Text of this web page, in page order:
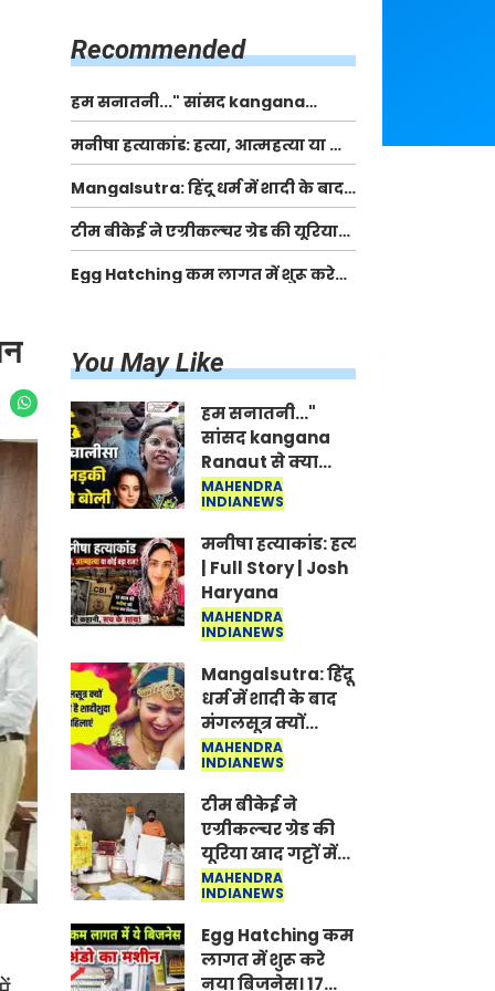
Recommended
हम सनातनी..." सांसद kangana
Ranaut से क्या बोली लड़की? Viral
Jantar-Mantar | CJP protest
मनीषा हत्याकांड: हत्या, आत्महत्या या कोई बड़ा राज?
| Full Story | Josh Haryana
Mangalsutra: हिंदू धर्म में शादी के बाद
मंगलसूत्र क्यों पहनती है महिलाएं, किसने
शुरु की ये परंपरा
टीम बीकेई ने एग्रीकल्चर ग्रेड की यूरिया
खाद गट्टों में बदलकर टेक्निकल ग्रेड में
बेचने वालों पर करवाई कार्रवाई:
Egg Hatching कम लागत में शुरू करे
You May Like
हम सनातनी..."
सांसद kangana
Ranaut से क्या
बोली लड़की? Viral
Jantar-Mantar |
CJP protest
MAHENDRA
INDIANEWS
मनीषा हत्याकांड: हत्या, आत्महत्या या
| Full Story | Josh
Haryana
MAHENDRA
INDIANEWS
Mangalsutra: हिंदू
धर्म में शादी के बाद
मंगलसूत्र क्यों
पहनती है महिलाएं,
किसने शुरु की ये
परंपरा
MAHENDRA
INDIANEWS
टीम बीकेई ने
एग्रीकल्चर ग्रेड की
यूरिया खाद गट्टों में
बदलकर टेक्निकल
ग्रेड में बेचने वालों पर
करवाई कार्रवाई:
लखविंदर सिंह
औलख
MAHENDRA
INDIANEWS
Egg Hatching कम
लागत में शुरू करे
नया बिजनेस। 17